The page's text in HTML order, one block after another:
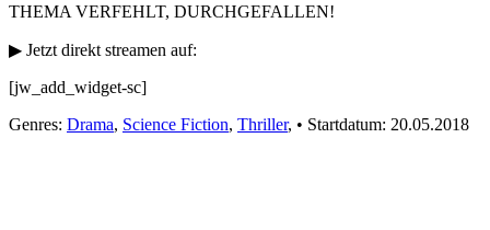
THEMA VERFEHLT, DURCHGEFALLEN!
▶ Jetzt direkt streamen auf:
[jw_add_widget-sc]
Genres: Drama, Science Fiction, Thriller, • Startdatum: 20.05.2018